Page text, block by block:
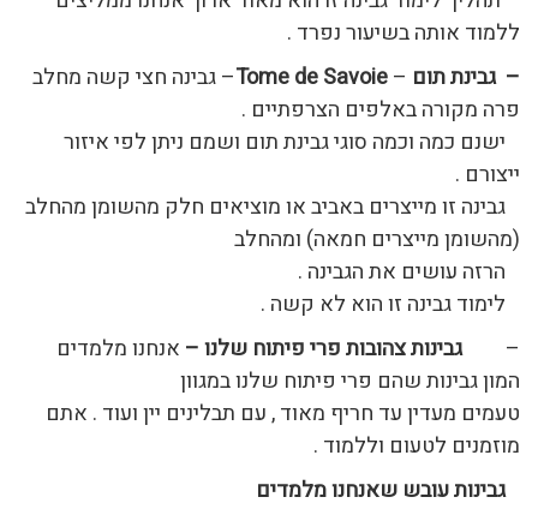
ללמוד אותה בשיעור נפרד .
– גבינת תום –
Tome de Savoie– גבינה חצי קשה מחלב
פרה מקורה באלפים הצרפתיים .
ישנם כמה וכמה סוגי גבינת תום ושמם ניתן לפי איזור
ייצורם .
גבינה זו מייצרים באביב או מוציאים חלק מהשומן מהחלב
(מהשומן מייצרים חמאה) ומהחלב
הרזה עושים את הגבינה .
לימוד גבינה זו הוא לא קשה .
–גבינות צהובות פרי פיתוח שלנו – אנחנו מלמדים
המון גבינות שהם פרי פיתוח שלנו במגוון
טעמים מעדין עד חריף מאוד , עם תבלינים יין ועוד . אתם
מוזמנים לטעום וללמוד .
גבינות עובש שאנחנו מלמדים